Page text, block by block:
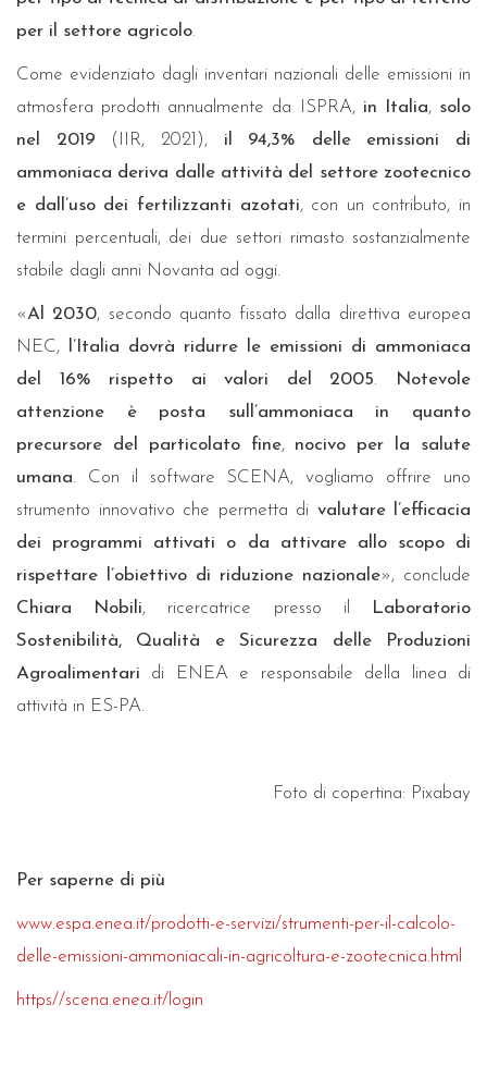
per il settore agricolo.
Come evidenziato dagli inventari nazionali delle emissioni in
atmosfera prodotti annualmente da ISPRA, in Italia, solo
nel 2019 (IIR, 2021), il 94,3% delle emissioni di
ammoniaca deriva dalle attività del settore zootecnico
e dall’uso dei fertilizzanti azotati, con un contributo, in
termini percentuali, dei due settori rimasto sostanzialmente
stabile dagli anni Novanta ad oggi.
«Al 2030, secondo quanto fissato dalla direttiva europea
NEC, l’Italia dovrà ridurre le emissioni di ammoniaca
del 16% rispetto ai valori del 2005.
Notevole
attenzione è posta sull’ammoniaca in quanto
precursore del particolato fine, nocivo per la salute
umana. Con il software SCENA, vogliamo offrire uno
strumento innovativo che permetta di valutare l’efficacia
dei programmi attivati o da attivare allo scopo di
rispettare l’obiettivo di riduzione nazionale», conclude
Chiara Nobili, ricercatrice presso il
Laboratorio
Sostenibilità, Qualità e Sicurezza delle Produzioni
Agroalimentari di ENEA e responsabile della linea di
attività in ES-PA.
Foto di copertina: Pixabay
Per saperne di più
www.espa.enea.it/prodotti-e-servizi/strumenti-per-il-calcolo-
delle-emissioni-ammoniacali-in-agricoltura-e-zootecnica.html
https//scena.enea.it/login